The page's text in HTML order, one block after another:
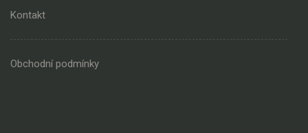
Kontakt
Obchodní podmínky